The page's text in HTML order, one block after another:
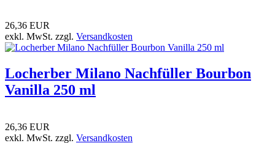
26,36 EUR
exkl. MwSt. zzgl. Versandkosten
Locherber Milano Nachfüller Bourbon
Vanilla 250 ml
26,36 EUR
exkl. MwSt. zzgl. Versandkosten